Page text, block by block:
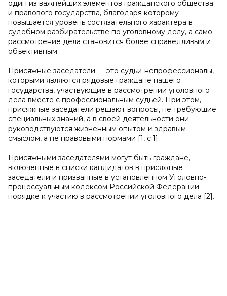
один из важнейших элементов гражданского общества
и правового государства, благодаря которому
повышается уровень состязательного характера в
судебном разбирательстве по уголовному делу, а само
рассмотрение дела становится более справедливым и
объективным.
Присяжные заседатели — это судьи-непрофессионалы,
которыми являются рядовые граждане нашего
государства, участвующие в рассмотрении уголовного
дела вместе с профессиональным судьей. При этом,
присяжные заседатели решают вопросы, не требующие
специальных знаний, а в своей деятельности они
руководствуются жизненным опытом и здравым
смыслом, а не правовыми нормами [1, с.1].
Присяжными заседателями могут быть граждане,
включенные в списки кандидатов в присяжные
заседатели и призванные в установленном Уголовно-
процессуальным кодексом Российской Федерации
порядке к участию в рассмотрении уголовного дела [2].